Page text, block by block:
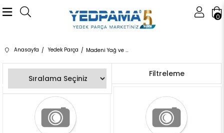
0
Anasayfa Yedek Parça Madeni Yağ ve Sarf Malzemeleri
Filtreleme
Sıralama